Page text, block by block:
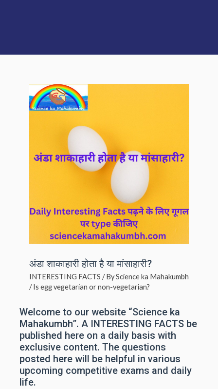
अंडा शाकाहारी होता है या मांसाहारी?
INTERESTING FACTS / ByScience ka Mahakumbh
/Is egg vegetarian or non-vegetarian?
Welcome to our website “Science ka
Mahakumbh”. A INTERESTING FACTS be
published here on a daily basis with
exclusive content. The questions
posted here will be helpful in various
upcoming competitive exams and daily
life.